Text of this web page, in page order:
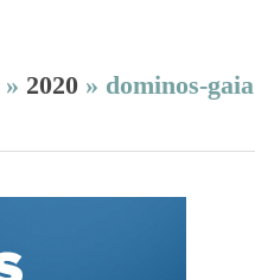
» 2020 » dominos-gaia